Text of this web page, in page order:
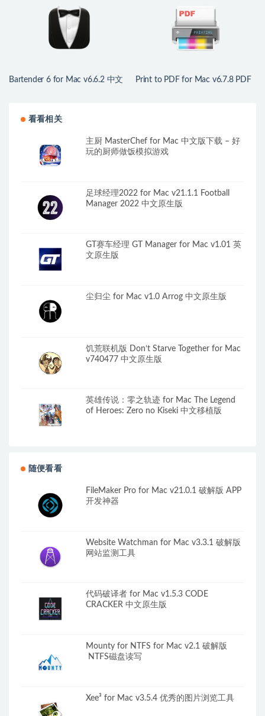
Bartender 6 for Mac v6.6.2 中文
Print to PDF for Mac v6.7.8 PDF
看看相关
主厨 MasterChef for Mac 中文版下载 – 好
玩的厨师做饭模拟游戏
足球经理2022 for Mac v21.1.1 Football
Manager 2022 中文原生版
GT赛车经理 GT Manager for Mac v1.01 英
文原生版
尘归尘 for Mac v1.0 Arrog 中文原生版
饥荒联机版 Don‘t Starve Together for Mac
v740477 中文原生版
英雄传说：零之轨迹 for Mac The Legend
of Heroes: Zero no Kiseki 中文移植版
随便看看
FileMaker Pro for Mac v21.0.1 破解版 APP
开发神器
Website Watchman for Mac v3.3.1 破解版
网站监测工具
代码破译者 for Mac v1.5.3 CODE
CRACKER 中文原生版
Mounty for NTFS for Mac v2.1 破解版
NTFS磁盘读写
Xee³ for Mac v3.5.4 优秀的图片浏览工具